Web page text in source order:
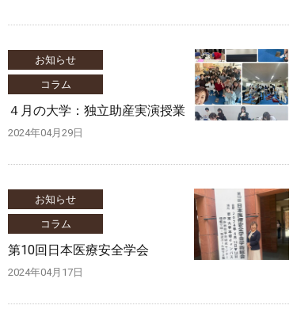
お知らせ
コラム
４月の大学：独立助産実演授業
2024年04月29日
お知らせ
コラム
第10回日本医療安全学会
2024年04月17日